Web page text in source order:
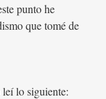
punto he
que tomé de
lo siguiente: